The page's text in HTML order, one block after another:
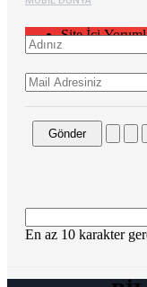
Site İçi
Gönder
En az 10 karakter